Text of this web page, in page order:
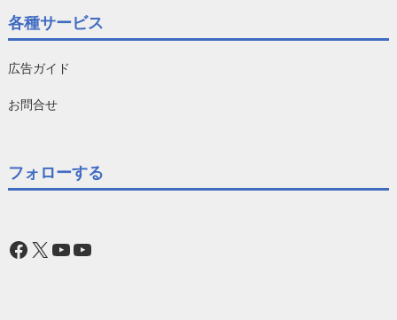
各種サービス
広告ガイド
お問合せ
フォローする
Facebook
X YouTube
YouTube